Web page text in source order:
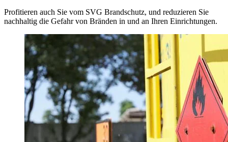
Profitieren auch Sie vom SVG Brandschutz, und reduzieren Sie
nachhaltig die Gefahr von Bränden in und an Ihren Einrichtungen.